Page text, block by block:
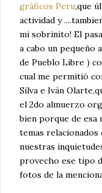
gráficos Peru,que
actividad y
mi sobrinito! El
a cabo un pequeño
de Pueblo Libre )
cual me permitió
Silva e Iván
el 2do almuerzo
bien porque de esa
temas
nuestras
provecho ese tipo
fotos de la